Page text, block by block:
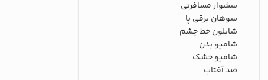
سشوار مسافرتی
سوهان برقی پا
شابلون خط چشم
شامپو بدن
شامپو خشک
ضد آفتاب